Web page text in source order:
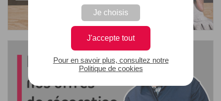
Je choisis
J'accepte tout
Pour en savoir plus, consultez notre
Politique de cookies